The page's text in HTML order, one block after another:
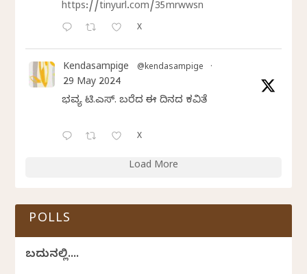
https://tinyurl.com/35mrwwsn
X
Kendasampige @kendasampige ·
29 May 2024
ಭವ್ಯ ಟಿ.ಎಸ್. ಬರೆದ ಈ ದಿನದ ಕವಿತೆ
X
Load More
POLLS
ಬದುಕಿನಲ್ಲಿ....